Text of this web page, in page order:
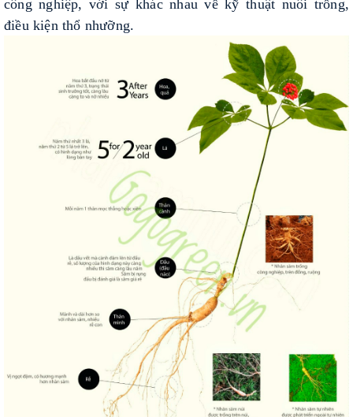
công nghiệp, với sự khác nhau về kỹ thuật nuôi trồng,
điều kiện thổ nhưỡng.